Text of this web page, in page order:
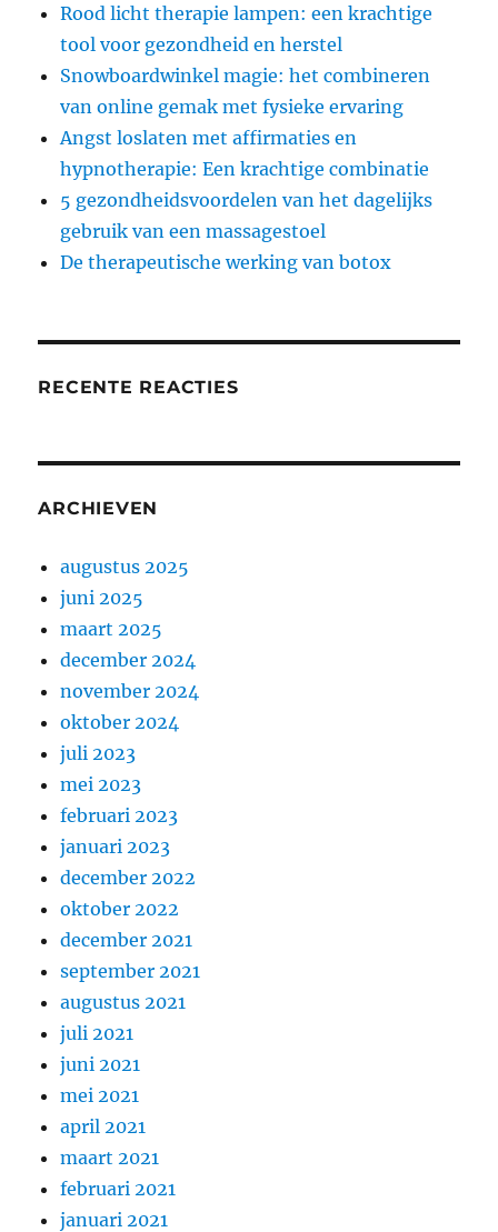
Rood licht therapie lampen: een krachtige
tool voor gezondheid en herstel
Snowboardwinkel magie: het combineren
van online gemak met fysieke ervaring
Angst loslaten met affirmaties en
hypnotherapie: Een krachtige combinatie
5 gezondheidsvoordelen van het dagelijks
gebruik van een massagestoel
De therapeutische werking van botox
RECENTE REACTIES
ARCHIEVEN
augustus 2025
juni 2025
maart 2025
december 2024
november 2024
oktober 2024
juli 2023
mei 2023
februari 2023
januari 2023
december 2022
oktober 2022
december 2021
september 2021
augustus 2021
juli 2021
juni 2021
mei 2021
april 2021
maart 2021
februari 2021
januari 2021